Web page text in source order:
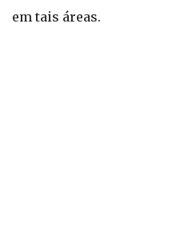
em tais áreas.